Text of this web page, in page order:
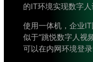
的IT环境实现数字
使用一体机，企业
似于“跳悦数字人视
可以在内网环境登